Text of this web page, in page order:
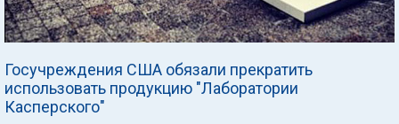
Госучреждения США обязали прекратить
использовать продукцию "Лаборатории
Касперского"